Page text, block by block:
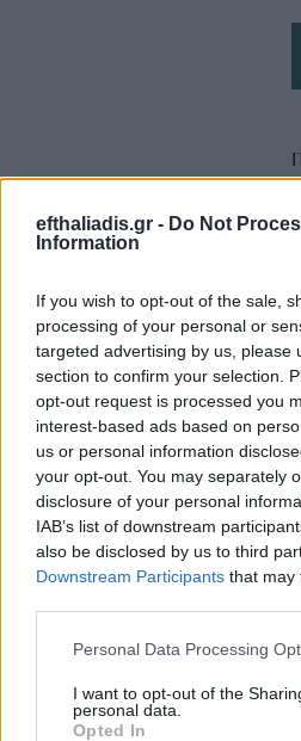
efthaliadis.gr - Do Not
Information
If you wish to opt-out of the sale,
processing of your personal or
targeted advertising by us, please
section to confirm your selection.
opt-out request is processed you
interest-based ads based on
us or personal information
your opt-out. You may separately
disclosure of your personal
IAB’s list of downstream
also be disclosed by us to third
Downstream Participants that may
Personal Data Processing
I want to opt-out of the
personal data.
Opted In
Επιλογές Που
Ανακαλύψτε τα κοσμήματα που
Εδώ θα βρείτε τις κορυφαίες
το μοναδικό τους στυλ και την
ΧΡΥΣΌΣ 9 ΚΑΡΑΤΊΩΝ -10%